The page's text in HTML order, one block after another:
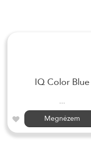
IQ Color Blue
...
Megnézem